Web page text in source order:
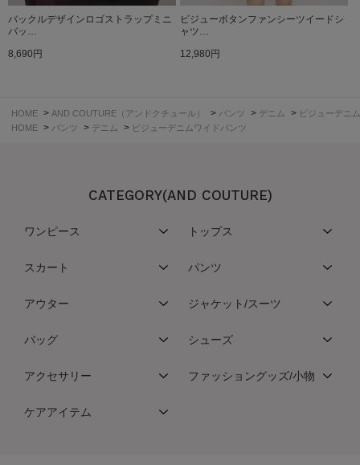
バックルデザインロゴストラップミニ
バッ…
8,690円
ビジューボタンファンシーツイードシ
ャツ…
12,980円
HOME > AND COUTURE（アンドクチュール） > パンツ > デニム > ビジューデニ
HOME > パンツ > デニム > ビジューデニムワイドパンツ
CATEGORY(AND COUTURE)
ワンピース トップス
スカート パンツ
アウター ジャケット/スーツ
バッグ シューズ
アクセサリー ファッショングッズ/小物
ケアアイテム